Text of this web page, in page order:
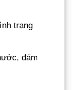
trạng
đảm